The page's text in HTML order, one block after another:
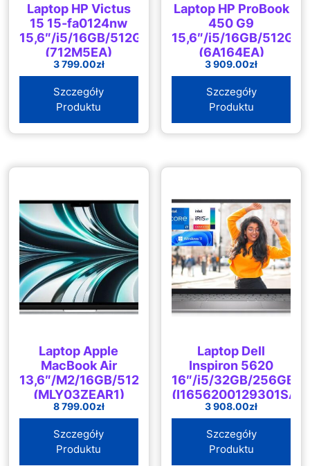
Laptop HP Victus
15 15-fa0124nw
15,6″/i5/16GB/512GB/NoOS
(712M5EA)
3 799.00zł
Szczegóły
Produktu
Laptop HP ProBook
450 G9
15,6″/i5/16GB/512GB/
(6A164EA)
3 909.00zł
Szczegóły
Produktu
Laptop Apple
MacBook Air
13,6″/M2/16GB/512GB/macOS
(MLY03ZEAR1)
8 799.00zł
Szczegóły
Produktu
Laptop Dell
Inspiron 5620
16″/i5/32GB/256GB/
(I1656200129301SA)
3 908.00zł
Szczegóły
Produktu